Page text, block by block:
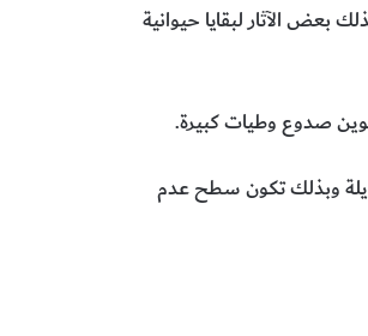
بعض الآثار لبقايا حيوانية
صدوع وطيات كبيرة.
وبذلك تكون سطح عدم